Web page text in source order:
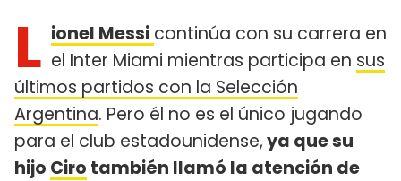
L ionel Messi continúa con su carrera en
el Inter Miami mientras participa en sus
últimos partidos con la Selección
Argentina. Pero él no es el único jugando
para el club estadounidense,ya que su
hijo Ciro también llamó la atención de